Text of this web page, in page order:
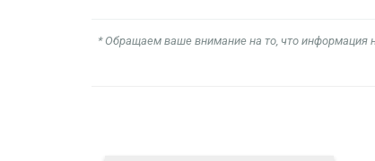
* Обращаем ваше внимание на то, что информация